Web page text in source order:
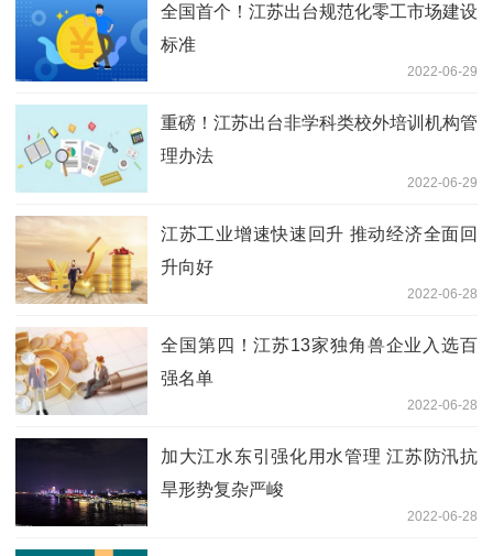
全国首个！江苏出台规范化零工市场建设
标准
2022-06-29
重磅！江苏出台非学科类校外培训机构管
理办法
2022-06-29
江苏工业增速快速回升 推动经济全面回
升向好
2022-06-28
全国第四！江苏13家独角兽企业入选百
强名单
2022-06-28
加大江水东引强化用水管理 江苏防汛抗
旱形势复杂严峻
2022-06-28